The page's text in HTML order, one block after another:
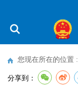
您现在所在的位置 :
分享到：